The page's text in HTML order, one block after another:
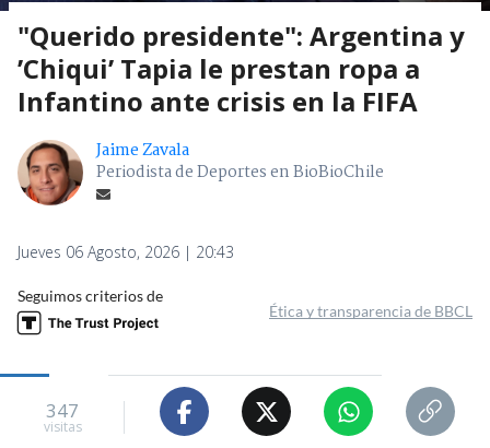
"Querido presidente": Argentina y
’Chiqui’ Tapia le prestan ropa a
Infantino ante crisis en la FIFA
Jaime Zavala
Periodista de Deportes en BioBioChile
Jueves 06 Agosto, 2026 | 20:43
Seguimos criterios de
Ética y transparencia de BBCL
347
visitas